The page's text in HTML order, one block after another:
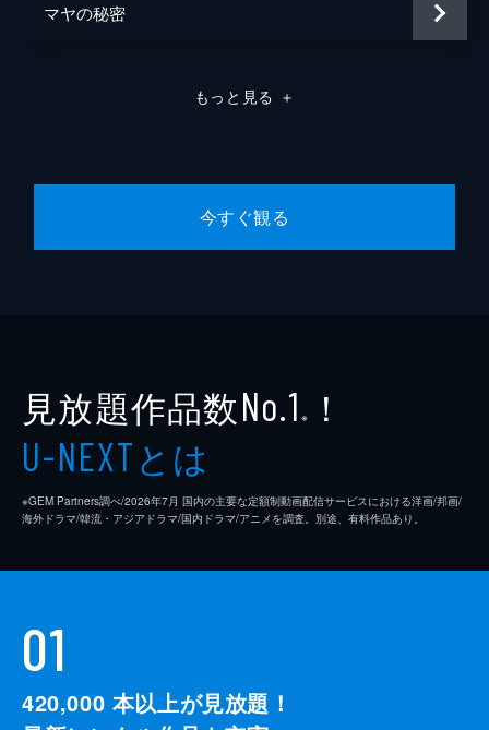
マヤの秘密
もっと見る ＋
今すぐ観る
見放題作品数No.1 ※ ！
U-NEXTとは
※GEM Partners調べ/2026年7⽉ 国内の主要な定額制動画配信サービスにおける洋画/邦画/
海外ドラマ/韓流・アジアドラマ/国内ドラマ/アニメを調査。別途、有料作品あり。
01
420,000 本以上が見放題！